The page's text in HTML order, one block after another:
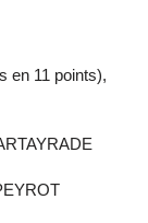
en 11 points),